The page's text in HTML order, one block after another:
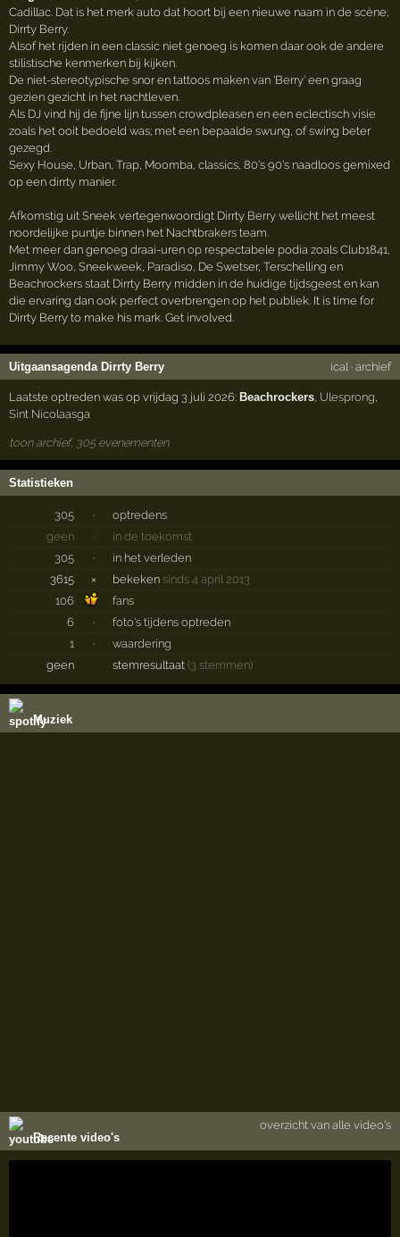
Cadillac. Dat is het merk auto dat hoort bij een nieuwe naam in de scène;
Dirrty Berry.
Alsof het rijden in een classic niet genoeg is komen daar ook de andere
stilistische kenmerken bij kijken.
De niet-stereotypische snor en tattoos maken van 'Berry' een graag
gezien gezicht in het nachtleven.
Als DJ vind hij de fijne lijn tussen crowdpleasen en een eclectisch visie
zoals het ooit bedoeld was; met een bepaalde swung, of swing beter
gezegd.
Sexy House, Urban, Trap, Moomba, classics, 80's 90's naadloos gemixed
op een dirrty manier.
Afkomstig uit Sneek vertegenwoordigt Dirrty Berry wellicht het meest
noordelijke puntje binnen het Nachtbrakers team.
Met meer dan genoeg draai-uren op respectabele podia zoals Club1841,
Jimmy Woo, Sneekweek, Paradiso, De Swetser, Terschelling en
Beachrockers staat Dirrty Berry midden in de huidige tijdsgeest en kan
die ervaring dan ook perfect overbrengen op het publiek. It is time for
Dirrty Berry to make his mark. Get involved.
Uitgaansagenda Dirrty Berry ical· archief
Laatste optreden was op vrijdag 3 juli 2026: Beachrockers, Ulesprong,
Sint Nicolaasga
toon archief, 305 evenementen
Statistieken
305 ·
optredens
geen
·
in de toekomst
305
·
in het verleden
3615
× bekeken sinds 4 april 2013
106
fans
6
·
foto's tijdens optreden
1
·
waardering
geen
stemresultaat(3 stemmen)
Muziek
Recente video's
overzicht van alle video's